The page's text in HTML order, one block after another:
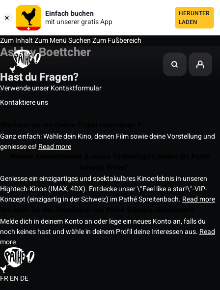
Einfach buchen
mit unserer gratis App
HERUNTER
LADEN
Zum InhaltZum MenüSuchenZum Fußbereich
Ashley Boettcher
Hast du Fragen?
Verwende unser Kontaktformular
Kontaktiere uns
Ganz einfach: Wähle dein Kino, deinen Film sowie deine Vorstellung und
geniesse es! Read more
Geniesse ein einzigartiges und spektakuläres Kinoerlebnis in unseren
Hightech-Kinos (IMAX, 4DX). Entdecke unser \"Feel like a star!\"-VIP-
Konzept (einzigartig in der Schweiz) im Pathé Spreitenbach. Read more
Melde dich in deinem Konto an oder lege ein neues Konto an, falls du
noch keines hast und wähle in deinem Profil deine Interessen aus. Read
more
FREN DE